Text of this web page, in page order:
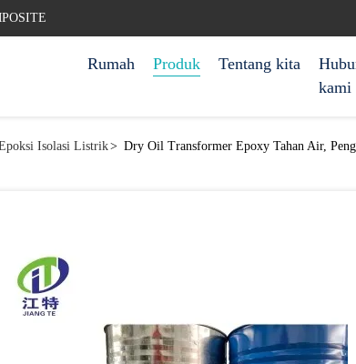
Rumah Produk Tentang kita
kami
Isolasi Listrik> Dry Oil Transformer Epoxy Tahan Air,